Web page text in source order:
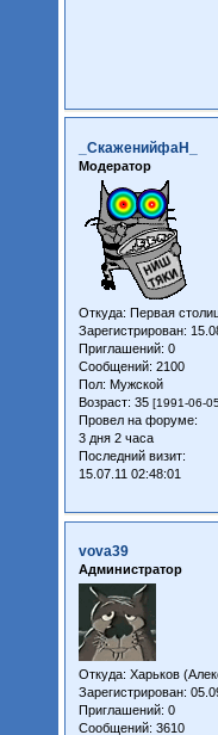
_СкаженийфаН_
Модератор
Откуда: Первая
Зарегистрирован:
Приглашений: 0
Сообщений: 2100
Пол: Мужской
Возраст: 35 [1991-06-
Провел на форуме:
3 дня 2 часа
Последний визит:
15.07.11 02:48:01
vova39
Администратор
Откуда: Харьков
Зарегистрирован:
Приглашений: 0
Сообщений: 3610